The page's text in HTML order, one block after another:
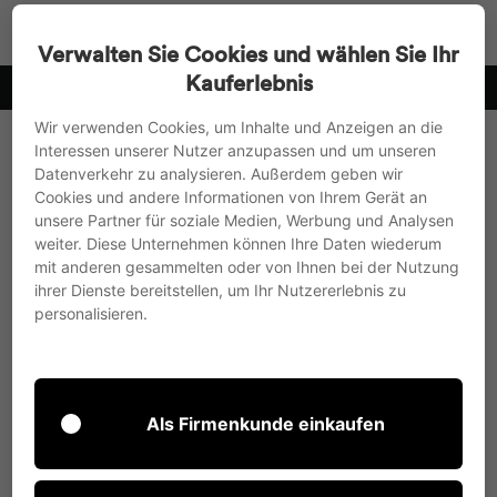
Direkt
InhaltVerwalten Sie Cookies und wählen Sie Ihr
Kauferlebnis
Wir verwenden Cookies, um Inhalte und Anzeigen an die
Interessen unserer Nutzer anzupassen und um unseren
Datenverkehr zu analysieren. Außerdem geben wir
Cookies und andere Informationen von Ihrem Gerät an
unsere Partner für soziale Medien, Werbung und Analysen
weiter. Diese Unternehmen können Ihre Daten wiederum
mit anderen gesammelten oder von Ihnen bei der Nutzung
ihrer Dienste bereitstellen, um Ihr Nutzererlebnis zu
personalisieren.
Als Firmenkunde einkaufen
Diashow
wir versenden in die EU, nach UK und in die Schweiz